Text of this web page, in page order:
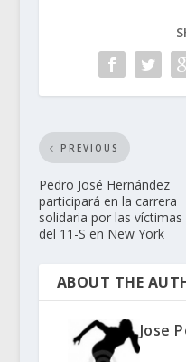
PREVIOUS
Pedro José Hernández
participará en la carrera
solidaria por las víctimas
del 11-S en New York
ABOUT THE
Jose